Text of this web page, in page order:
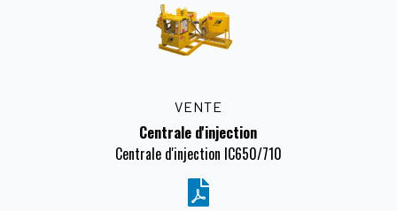
VENTE
Centrale d'injection
Centrale d'injection IC650/710